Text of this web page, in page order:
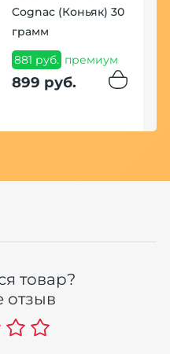
Cognac (Коньяк) 30
грамм
881 руб. премиум
899 руб.
товар?
отзыв